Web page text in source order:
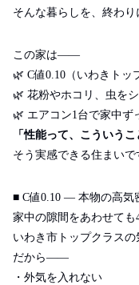
そんな暮らしを、終わり
この家は――
🌿 C値0.10（いわきトッ
🌿 花粉やホコリ、虫を
🌿 エアコン1台で家中ず
「性能って、こういうこ
そう実感できる住まいで
■ C値0.10 ― 本物の高気
家中の隙間をあわせて
いわき市トップクラスの
だから――
・外気を入れない